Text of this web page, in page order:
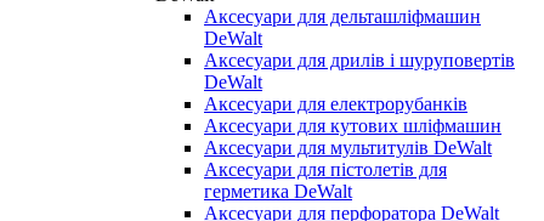
Аксесуари для дельташліфмашин
DeWalt
Аксесуари для дрилів і шуруповертів
DeWalt
Аксесуари для електрорубанків
Аксесуари для кутових шліфмашин
Аксесуари для мультитулів DeWalt
Аксесуари для пістолетів для
герметика DeWalt
Аксесуари для перфоратора DeWalt